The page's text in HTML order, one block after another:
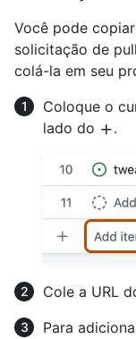
Você pode
solicitação de
colá-la em seu
Coloque o
lado do
.
Cole a URL
Para